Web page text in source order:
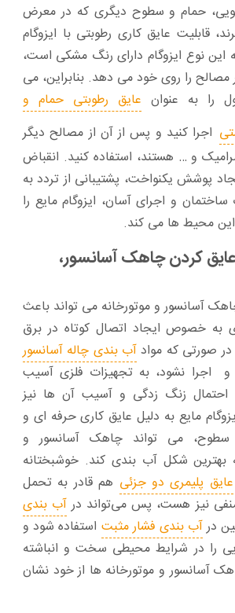
حمام و سطوح دیگری که در معرض
قابلیت عایق کاری رطوبتی با ایزوگام
این نوع ایزوگام دارای رنگ مشکی است،
مصالح را روی خود می‌ دهد. بنابراین، می‌
را به عنوان عایق رطوبتی حمام و
اجرا کنید و پس از آن از مصالح دیگر
و … هستند، استفاده کنید. انقباض
پوشش یکنواخت، پشتیبانی از تردد به
و اجرای آسان، ایزوگام‌ مایع را
این محیط‌ ها می‌ کند.
عایق کردن چاهک آسانسور،
آسانسور و موتورخانه می‌ تواند باعث
به خصوص ایجاد اتصال کوتاه در برق
در صورتی که موادآب بندی چاله آسانسور
اجرا نشود، به تجهیزات فلزی آسیب
زنگ زدگی و آسیب آن‌ ها نیز
مایع به دلیل عایق کاری حرفه‌ ای و
سطوح، می‌ تواند چاهک آسانسور و
بهترین شکل آب بندی کند. خوشبختانه
عایق پلیمری دو جزئی هم قادر به تحمل
نیز هست، پس می‌تواند درآب بندی
درآب بندی فشار مثبت استفاده شود و
را در شرایط محیطی سخت و انباشته
آسانسور و موتورخانه‌ ها از خود نشان